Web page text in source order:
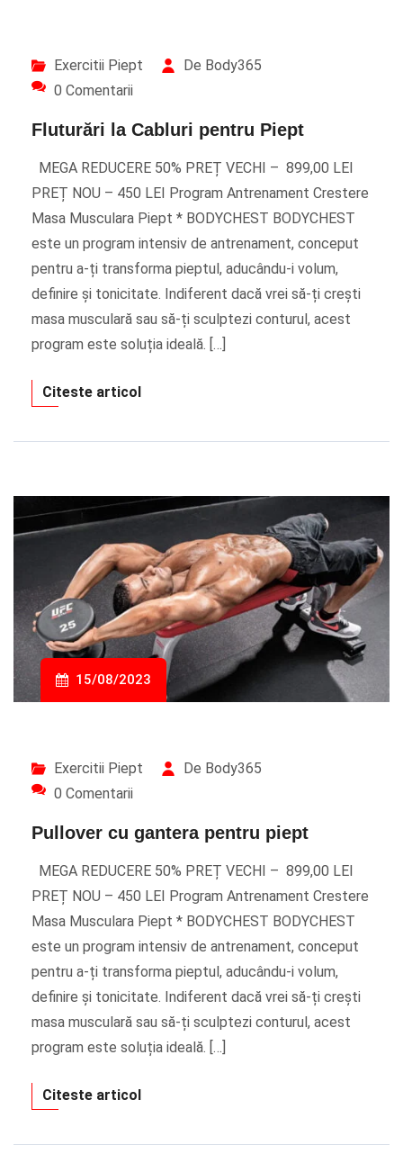
Exercitii Piept
De Body365
0 Comentarii
Fluturări la Cabluri pentru Piept
MEGA REDUCERE 50% PREȚ VECHI – 899,00 LEI
PREȚ NOU – 450 LEI Program Antrenament Crestere
Masa Musculara Piept * BODYCHEST BODYCHEST
este un program intensiv de antrenament, conceput
pentru a-ți transforma pieptul, aducându-i volum,
definire și tonicitate. Indiferent dacă vrei să-ți crești
masa musculară sau să-ți sculptezi conturul, acest
program este soluția ideală. […]
Citeste articol
15/08/2023
Exercitii Piept
De Body365
0 Comentarii
Pullover cu gantera pentru piept
MEGA REDUCERE 50% PREȚ VECHI – 899,00 LEI
PREȚ NOU – 450 LEI Program Antrenament Crestere
Masa Musculara Piept * BODYCHEST BODYCHEST
este un program intensiv de antrenament, conceput
pentru a-ți transforma pieptul, aducându-i volum,
definire și tonicitate. Indiferent dacă vrei să-ți crești
masa musculară sau să-ți sculptezi conturul, acest
program este soluția ideală. […]
Citeste articol